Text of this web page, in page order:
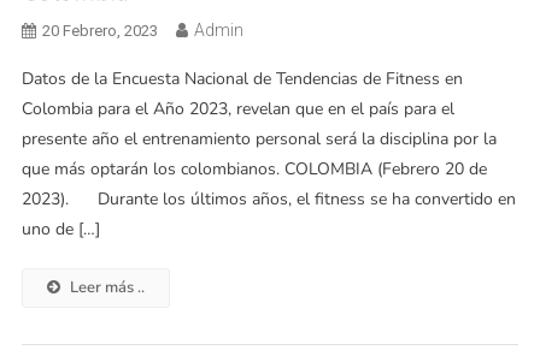
20 Febrero, 2023 Admin
Datos de la Encuesta Nacional de Tendencias de Fitness en
Colombia para el Año 2023, revelan que en el país para el
presente año el entrenamiento personal será la disciplina por la
que más optarán los colombianos. COLOMBIA (Febrero 20 de
2023). Durante los últimos años, el fitness se ha convertido en
uno de […]
Leer más ..